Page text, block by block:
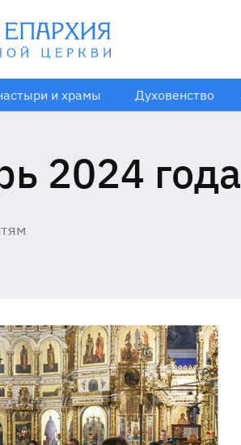
и храмы Духовенство
2024 года